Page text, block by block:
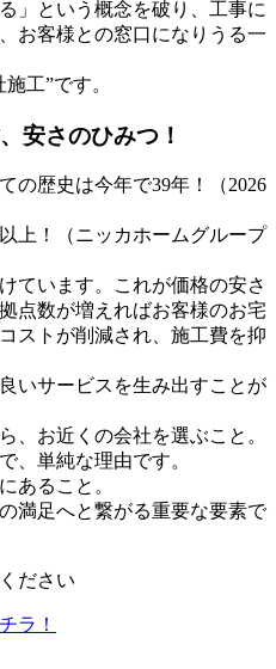
」という概念を破り、工事に
お客様との窓口になりうる一
工”です。
安さのひみつ！
の歴史は今年で39年！（2026
上！（ニッカホームグループ
ています。これが価格の安さ
点数が増えればお客様のお宅
ストが削減され、施工費を抑
いサービスを生み出すことが
、お近くの会社を選ぶこと。
、単純な理由です。
あること。
満足へと繋がる重要な要素で
ください
ラ！